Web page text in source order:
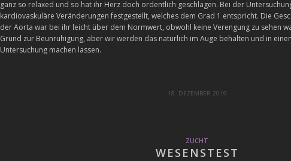
ganz so relaxed und so hat ihr Herz doch ordentlich geschlagen. Bei der
kardiovaskuläre Veränderungen festgestellt, welches dem Grad 1 entspricht. Die
der Aorta war bei ihr leicht über dem Normwert, obwohl keine Verengung zu sehen
Grund zur Beunruhigung, aber wir werden das natürlich im Auge behalten und in
Untersuchung machen lassen.
18. DEZEMBER 2019
ZUCHT
WESENSTEST